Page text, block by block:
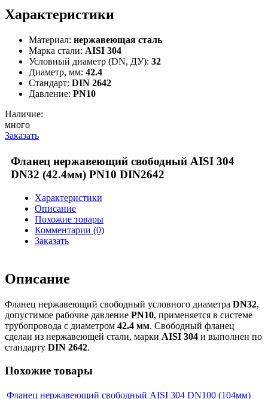
Характеристики
Материал: нержавеющая сталь
Марка стали: AISI 304
Условный диаметр (DN, ДУ): 32
Диаметр, мм: 42.4
Стандарт: DIN 2642
Давление: PN10
Наличие:
много
Заказать
Фланец нержавеющий свободный AISI 304
DN32 (42.4мм) PN10 DIN2642
Характеристики
Описание
Похожие товары
Комментарии (0)
Заказать
Описание
Фланец нержавеющий свободный условного диаметра DN32,
допустимое рабочие давление PN10, применяется в системе
трубопровода с диаметром 42.4 мм. Свободный фланец
сделан из нержавеющей стали, марки AISI 304 и выполнен по
стандарту DIN 2642.
Похожие товары
Фланец нержавеющий свободный AISI 304 DN100 (104мм)